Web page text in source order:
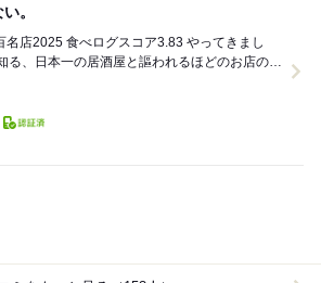
。
食べログスコア3.83 やってきまし
る、日本一の居酒屋と謳われるほどのお店のこ